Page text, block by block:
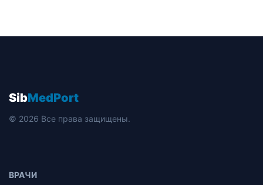
SibMedPort
© 2026 Все права защищены.
ВРАЧИ